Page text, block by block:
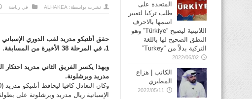
نشرت بواسطة: ALHAKEA في رياضة
1، في المرحلة 38 الأخيرة من المسابقة.
مدريد وبرشلونة.
المتحدة على
طلب تركيا لتغيير
اسمها بالاحرف
اللاتينية ليصبح “Türkiye” وهو
النطق الصحيح لها باللغة
التركية بدلاً من “Turkey”
2022/06/02
الكاتب | هزاع
المطيري
2022/05/11